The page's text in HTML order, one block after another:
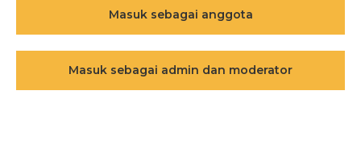
Masuk sebagai anggota
Masuk sebagai admin dan moderator